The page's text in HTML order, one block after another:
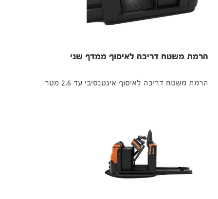
הרמת משטח דריכה לאיסוף ממדף שני
הרמת משטח דריכה לאיסוף אינטנסיבי עד 2.6 מטר